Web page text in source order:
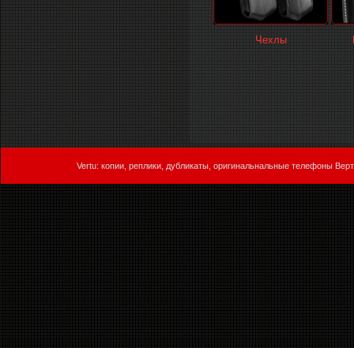
Чехлы
Vertu: копии, реплики, дубликаты, оригинальнальные телефоны